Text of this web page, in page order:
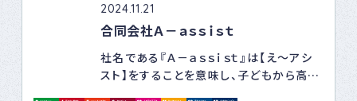
2024.11.21
合同会社Ａ－ａｓｓｉｓｔ
社名である『Ａ－ａｓｓｉｓｔ』は【え～アシ
スト】をすることを意味し、子どもから高齢